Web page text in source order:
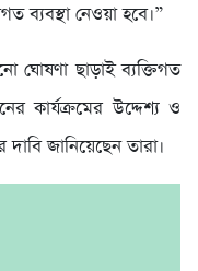
ব্যবস্থা নেওয়া হবে।”
ঘোষণা ছাড়াই ব্যক্তিগত
কার্যক্রমের উদ্দেশ্য ও
জানিয়েছেন তারা।